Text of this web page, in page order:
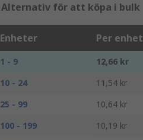
Alternativ för att köpa i bulk
Enheter Per enhet
1 - 9
12,66 kr
10 - 24
11,54 kr
25 - 99
10,64 kr
100 - 199
10,19 kr